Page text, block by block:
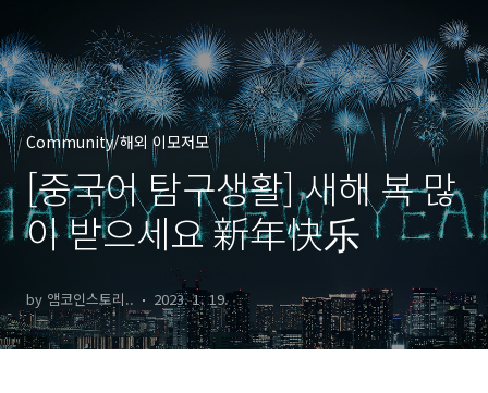
Community/해외 이모저모
[중국어 탐구생활] 새해 복 많
이 받으세요 新年快乐
by 앰코인스토리.. 2023. 1. 19.